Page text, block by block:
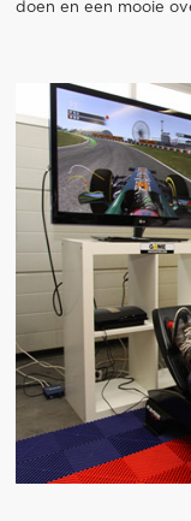
doen en een mooie